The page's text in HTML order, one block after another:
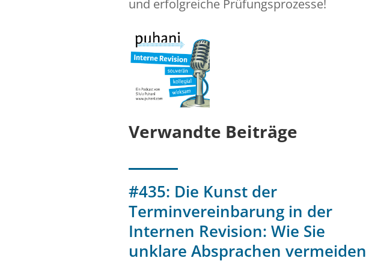
und erfolgreiche Prüfungsprozesse!
Verwandte Beiträge
#435: Die Kunst der
Terminvereinbarung in der
Internen Revision: Wie Sie
unklare Absprachen vermeiden